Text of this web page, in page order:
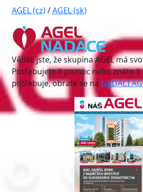
AGEL (cz)/AGEL (sk)
Věděli jste, že skupina AGEL má
Potřebujete-li pomoc nebo znáte-li
potřebuje, obraťe se na NADACI